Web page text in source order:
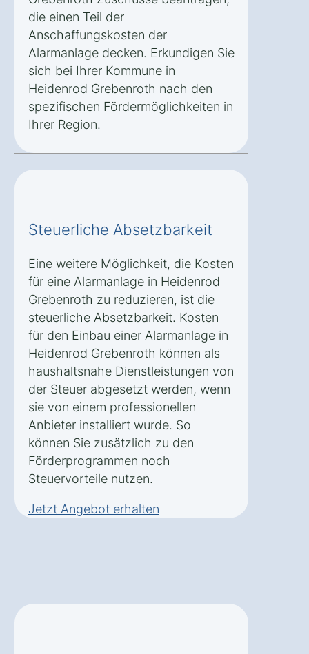
die einen Teil der
Anschaffungskosten der
Alarmanlage decken. Erkundigen Sie
sich bei Ihrer Kommune in
Heidenrod Grebenroth nach den
spezifischen Fördermöglichkeiten in
Ihrer Region.
Steuerliche Absetzbarkeit
Eine weitere Möglichkeit, die Kosten
für eine Alarmanlage in Heidenrod
Grebenroth zu reduzieren, ist die
steuerliche Absetzbarkeit. Kosten
für den Einbau einer Alarmanlage in
Heidenrod Grebenroth können als
haushaltsnahe Dienstleistungen von
der Steuer abgesetzt werden, wenn
sie von einem professionellen
Anbieter installiert wurde. So
können Sie zusätzlich zu den
Förderprogrammen noch
Steuervorteile nutzen.
Jetzt Angebot erhalten